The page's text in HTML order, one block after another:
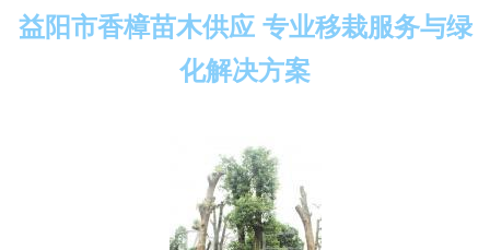
益阳市香樟苗木供应 专业移栽服务与绿
化解决方案